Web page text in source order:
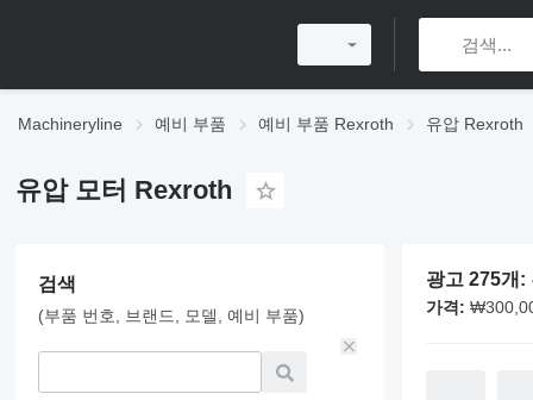
Machineryline 예비 부품 예비 부품 Rexroth 유압 Rexroth
유압 모터 Rexroth
검색
(부품 번호, 브랜드, 모델, 예비 부품)
광고 275개:
가격: